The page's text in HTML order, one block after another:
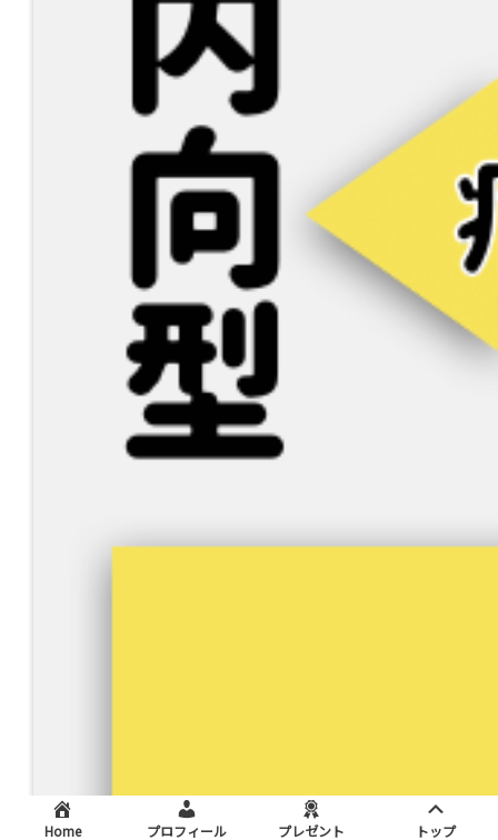
Home プロフィール プレゼント トップ